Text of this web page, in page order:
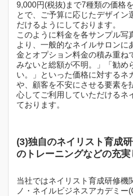
9,000円(税抜)まで7種類の価格
とで、ご予算に応じたデザイン
だけるようにしております。
このように料金を各サンプル写
より、一般的なネイルサロンに
金とオプション料金の積み重ね
みないと総額が不明。」「勧め
い。」といった価格に対するネ
や、顧客を不安にさせる要素を
心してご利用していただけるネ
ております。
(3)独自のネイリスト育成
のトレーニングなどの充
当社ではネイリスト育成研修機
ノ・ネイルビジネスアカデミー